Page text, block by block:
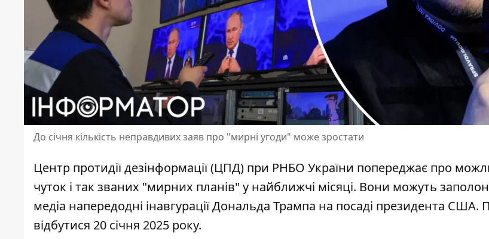
До січня кількість неправдивих заяв про "мирні угоди" може зростати
Центр протидії дезінформації (ЦПД) при РНБО України попереджає про
чуток і так званих "мирних планів" у найближчі місяці. Вони можуть
медіа напередодні інавгурації Дональда Трампа на посаді президента США.
відбутися 20 січня 2025 року.